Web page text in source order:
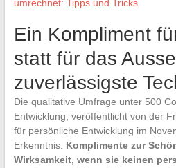
umrechnet: Tipps und Tricks
Ein Kompliment
statt für das
zuverlässigste
Die qualitative Umfrage unter 500
Entwicklung, veröffentlicht von der
für persönliche Entwicklung im
Erkenntnis. Komplimente zur
Wirksamkeit, wenn sie keinen